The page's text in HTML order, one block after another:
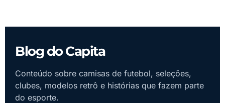
Blog do Capita
Conteúdo sobre camisas de futebol, seleções,
clubes, modelos retrô e histórias que fazem parte
do esporte.